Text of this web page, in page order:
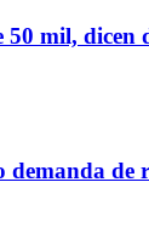
50 mil,
demanda de